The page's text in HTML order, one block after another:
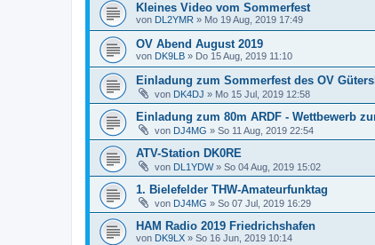
Kleines Video vom Sommerfest
von DL2YMR » Mo 19 Aug, 2019 17:49
OV Abend August 2019
von DK9LB » Do 15 Aug, 2019 11:10
Einladung zum Sommerfest des OV
von DK4DJ » Mo 15 Jul, 2019 12:58
Einladung zum 80m ARDF - Wettbewerb
von DJ4MG » So 11 Aug, 2019 22:54
ATV-Station DK0RE
von DL1YDW» So 04 Aug, 2019 15:02
1. Bielefelder THW-Amateurfunktag
von DJ4MG » So 07 Jul, 2019 16:29
HAM Radio 2019 Friedrichshafen
von DK9LX » So 16 Jun, 2019 10:14